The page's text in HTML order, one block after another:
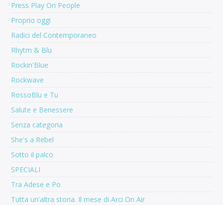
Press Play On People
Proprio oggi
Radici del Contemporaneo
Rhytm & Blu
Rockin'Blue
Rockwave
RossoBlu e Tu
Salute e Benessere
Senza categoria
She's a Rebel
Sotto il palco
SPECIALI
Tra Adese e Po
Tutta un'altra storia. Il mese di Arci On Air